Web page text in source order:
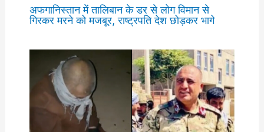
अफगानिस्तान में तालिबान के डर से लोग विमान से
गिरकर मरने को मजबूर, राष्ट्रपति देश छोड़कर भागे